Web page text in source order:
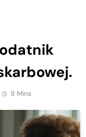
8 Mins